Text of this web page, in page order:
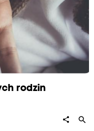
rodzin
share search